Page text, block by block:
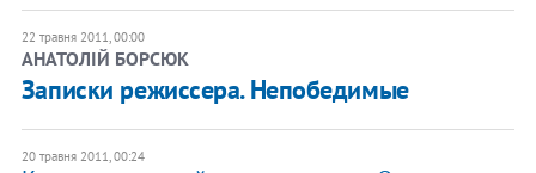
22 травня 2011, 00:00
АНАТОЛІЙ БОРСЮК
Записки режиссера. Непобедимые
20 травня 2011, 00:24